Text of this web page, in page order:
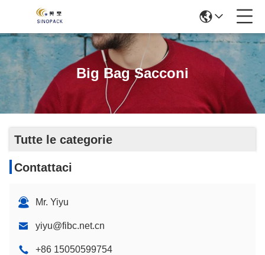
Big Bag Sacconi
Tutte le categorie
Contattaci
Mr. Yiyu
yiyu@fibc.net.cn
+86 15050599754